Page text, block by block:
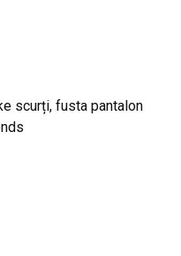
scurți, fusta pantalon